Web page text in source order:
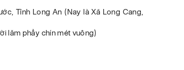
Tỉnh Long An (Nay là Xã Long Cang,
lăm phẩy chín mét vuông)